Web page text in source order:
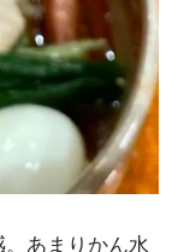
あまりかん水